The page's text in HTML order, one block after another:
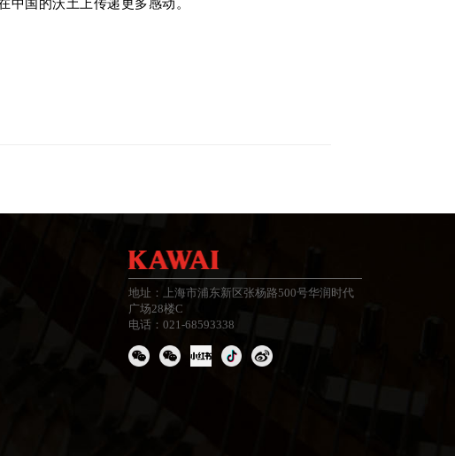
国的沃土上传递更多感动。
地址：上海市浦东新区张杨路500号华润时代
广场28楼C
电话：021-68593338